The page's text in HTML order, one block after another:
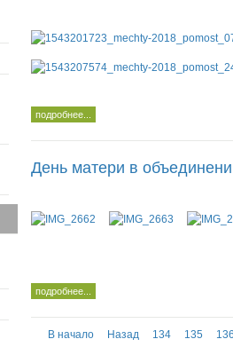
подробнее...
День матери в
подробнее...
В начало Назад 134 135